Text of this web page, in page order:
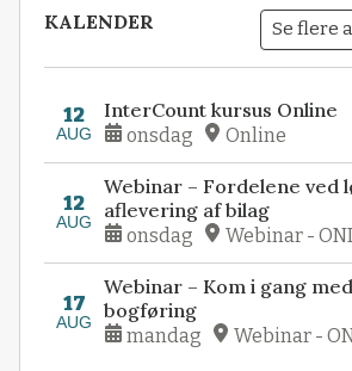
KALENDER Se flere
12
AUG
InterCount kursus Online
onsdag Online
12
AUG
Webinar – Fordelene ved
aflevering af bilag
onsdag Webinar -
17
AUG
Webinar – Kom i gang
bogføring
mandag Webinar -